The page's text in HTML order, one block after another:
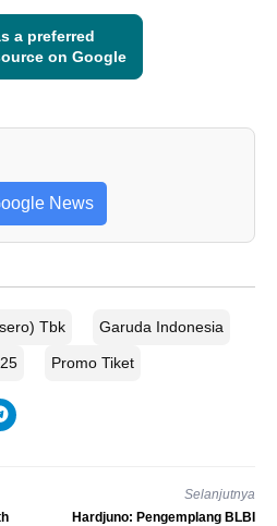
a preferred
on Google
News
Tbk Garuda Indonesia
Promo Tiket
Selanjutnya
Hardjuno: Pengemplang BLBI